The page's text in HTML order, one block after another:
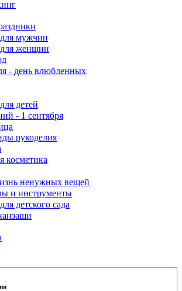
мужчин
женщин
- день влюбленных
детей
- 1 сентября
рукоделия
ненужных вещей
и инструменты
детского сада